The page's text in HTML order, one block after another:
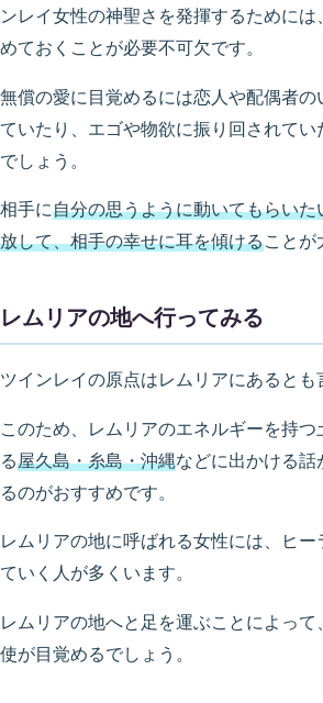
ンレイ女性の神聖さを発揮するためには
めておくことが必要不可欠です。
無償の愛に目覚めるには恋人や配偶者の
ていたり、エゴや物欲に振り回されてい
でしょう。
相手に自分の思うように動いてもらいた
放して、相手の幸せに耳を傾けることが
レムリアの地へ行ってみる
ツインレイの原点はレムリアにあるとも
このため、レムリアのエネルギーを持
る屋久島・糸島・沖縄などに出かける話
るのがおすすめです。
レムリアの地に呼ばれる女性には、ヒー
ていく人が多くいます。
レムリアの地へと足を運ぶことによって
使が目覚めるでしょう。